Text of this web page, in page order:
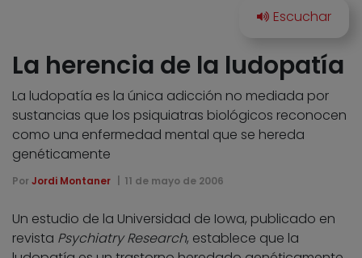
La herencia de la ludopatía
La ludopatía es la única adicción no mediada por
sustancias que los psiquiatras biológicos reconocen
como una enfermedad mental que se hereda
genéticamente
Por Jordi Montaner 11 de mayo de 2006
Un estudio de la Universidad de Iowa, publicado en
revista Psychiatry Research, establece que la